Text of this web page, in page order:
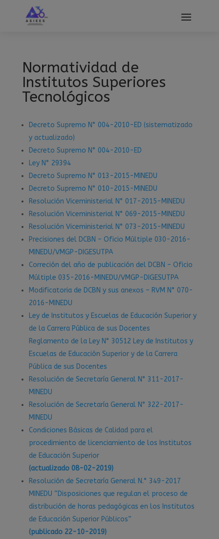
Normatividad de
Institutos Superiores
Tecnológicos
Decreto Supremo N° 004-2010-ED (sistematizado
y actualizado)
Decreto Supremo N° 004-2010-ED
Ley N° 29394
Decreto Supremo N° 013-2015-MINEDU
Decreto Supremo N° 010-2015-MINEDU
Resolución Viceministerial N° 017-2015-MINEDU
Resolución Viceministerial N° 069-2015-MINEDU
Resolución Viceministerial N° 073-2015-MINEDU
Precisiones del DCBN – Oficio Múltiple 030-2016-
MINEDU/VMGP-DIGESUTPA
Correción del año de publicación del DCBN – Oficio
Múltiple 035-2016-MINEDU/VMGP-DIGESUTPA
Modificatoria de DCBN y sus anexos – RVM N° 070-
2016-MINEDU
Ley de Institutos y Escuelas de Educación Superior y
de la Carrera Pública de sus Docentes
Reglamento de la Ley N° 30512 Ley de Institutos y
Escuelas de Educación Superior y de la Carrera
Pública de sus Docentes
Resolución de Secretaría General N° 311-2017-
MINEDU
Resolución de Secretaría General N° 322-2017-
MINEDU
Condiciones Básicas de Calidad para el
procedimiento de licenciamiento de los Institutos
de Educación Superior
(actualizado 08-02-2019)
Resolución de Secretaría General N.° 349-2017
MINEDU “Disposiciones que regulan el proceso de
distribución de horas pedagógicas en los Institutos
de Educación Superior Públicos”
(publicado 22-10-2019)